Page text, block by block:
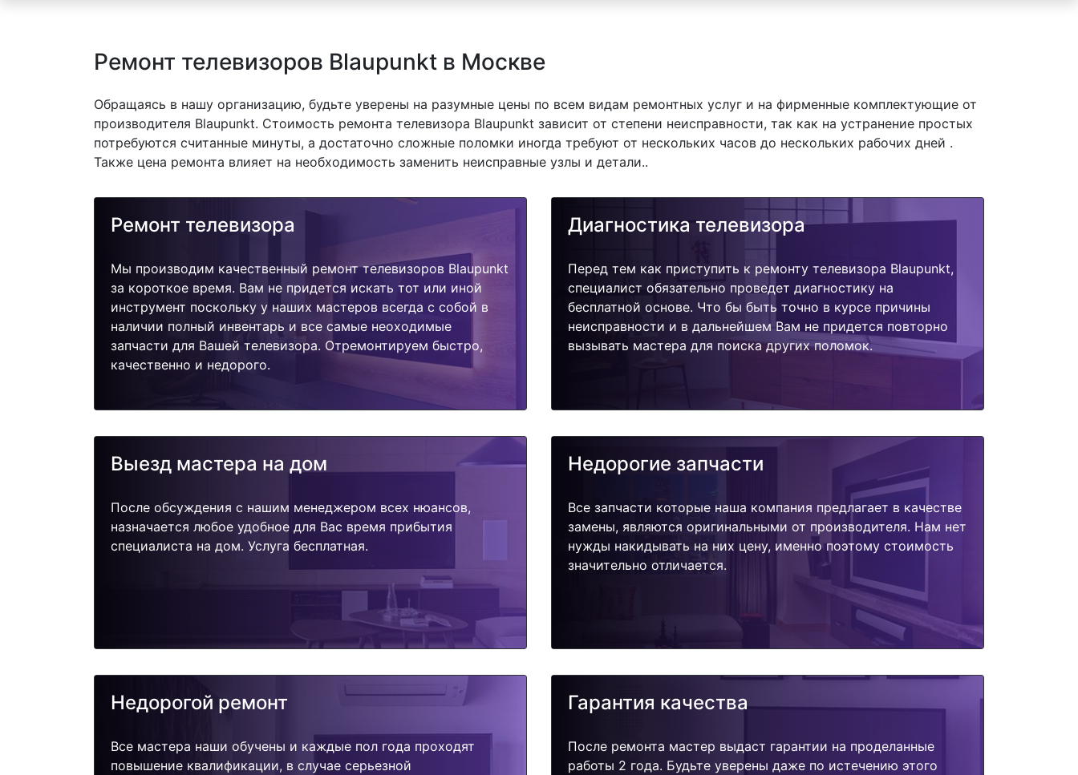
Ремонт телевизоров Blaupunkt в Москве
Обращаясь в нашу организацию, будьте уверены на разумные цены по всем видам ремонтных услуг и на фирменные комплектующие от
производителя Blaupunkt. Стоимость ремонта телевизора Blaupunkt зависит от степени неисправности, так как на устранение простых
потребуются считанные минуты, а достаточно сложные поломки иногда требуют от нескольких часов до нескольких рабочих дней .
Также цена ремонта влияет на необходимость заменить неисправные узлы и детали..
Ремонт телевизора
Мы производим качественный ремонт телевизоров Blaupunkt
за короткое время. Вам не придется искать тот или иной
инструмент поскольку у наших мастеров всегда с собой в
наличии полный инвентарь и все самые неоходимые
запчасти для Вашей телевизора. Отремонтируем быстро,
качественно и недорого.
Диагностика телевизора
Перед тем как приступить к ремонту телевизора Blaupunkt,
специалист обязательно проведет диагностику на
бесплатной основе. Что бы быть точно в курсе причины
неисправности и в дальнейшем Вам не придется повторно
вызывать мастера для поиска других поломок.
Выезд мастера на дом
После обсуждения с нашим менеджером всех нюансов,
назначается любое удобное для Вас время прибытия
специалиста на дом. Услуга бесплатная.
Недорогие запчасти
Все запчасти которые наша компания предлагает в качестве
замены, являются оригинальными от производителя. Нам нет
нужды накидывать на них цену, именно поэтому стоимость
значительно отличается.
Недорогой ремонт
Все мастера наши обучены и каждые пол года проходят
повышение квалификации, в случае серьезной
Гарантия качества
После ремонта мастер выдаст гарантии на проделанные
работы 2 года. Будьте уверены даже по истечению этого